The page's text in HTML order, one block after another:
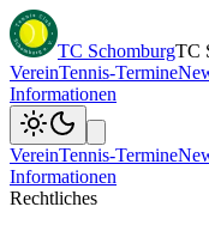
TC SchomburgTC
VereinTennis-Termine
Informationen
VereinTennis-Termine
Informationen
Rechtliches